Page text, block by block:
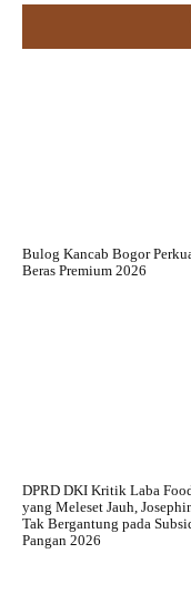
Bulog Kancab Bogor
Beras Premium 2026
DPRD DKI Kritik Laba
yang Meleset Jauh,
Tak Bergantung pada
Pangan 2026